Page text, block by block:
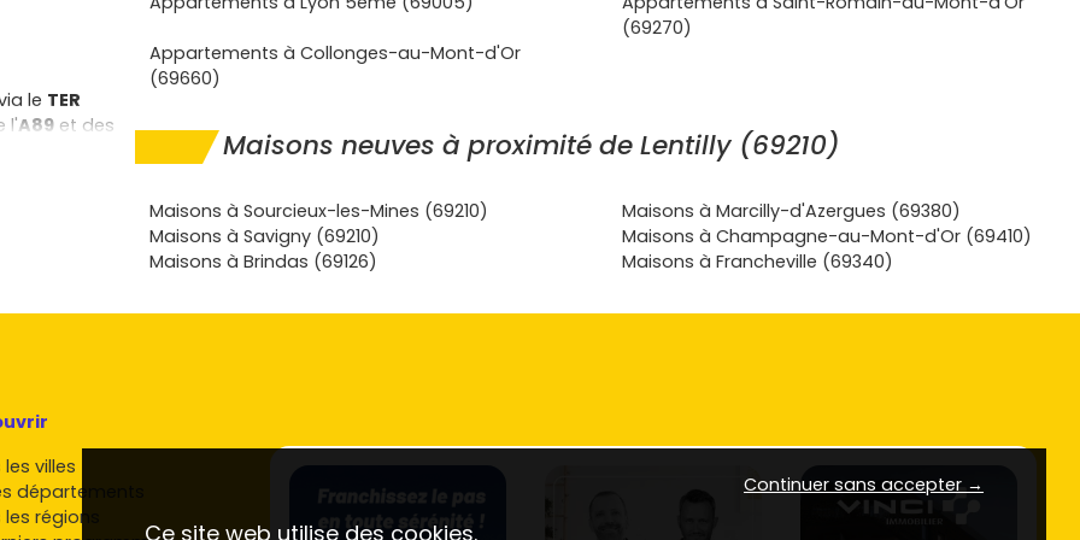
le TER
l'A89 et des
si tu
Lentilly
le temps.
et
(69270)
Appartements à Collonges-au-Mont-d'Or
(69660)
Maisons neuves à proximité de Lentilly (69210)
Maisons à Sourcieux-les-Mines (69210)
Maisons à Marcilly-d'Azergues (69380)
Maisons à Savigny (69210)
Maisons à Champagne-au-Mont-d'Or (69410)
Maisons à Brindas (69126)
Maisons à Francheville (69340)
villes
départements
régions
Continuer sans accepter →
Ce site web utilise des cookies.